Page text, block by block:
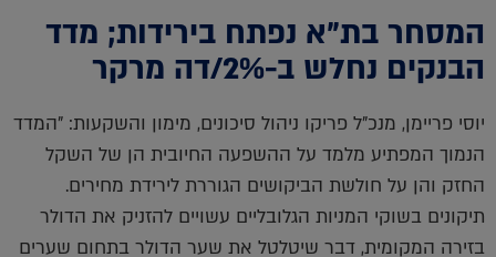
המסחר בת"א נפתח בירידות; מדד
הבנקים נחלש ב-2%/דה מרקר
יוסי פריימן, מנכ"ל פריקו ניהול סיכונים, מימון והשקעות: "המדד
הנמוך המפתיע מלמד על ההשפעה החיובית הן של השקל
החזק והן על חולשת הביקושים הגוררת לירידת מחירים.
תיקונים בשוקי המניות הגלובליים עשויים להזניק את הדולר
בזירה המקומית, דבר שיטלטל את שער הדולר בתחום שערים